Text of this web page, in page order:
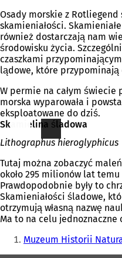
Osady morskie z
skamieniałości.
również dostarczają nam
środowisku życia.
czaszkami
lądowe, które
W permie na całym świecie
morska wyparowała i
eksploatowane do dziś.
Skamielina śladowa
Lithographus hieroglyphicus
Tutaj można zobaczyć
około 295 milionów lat
Prawdopodobnie były to
Skamieniałości śladowe,
otrzymują własną nazwę
Ma to na celu
Jesteś
tutaj:
Muzeum Historii